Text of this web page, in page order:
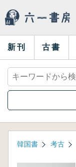
新刊 古書
韓国書 考古